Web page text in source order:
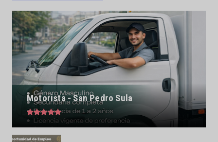
Motorista - San Pedro Sula